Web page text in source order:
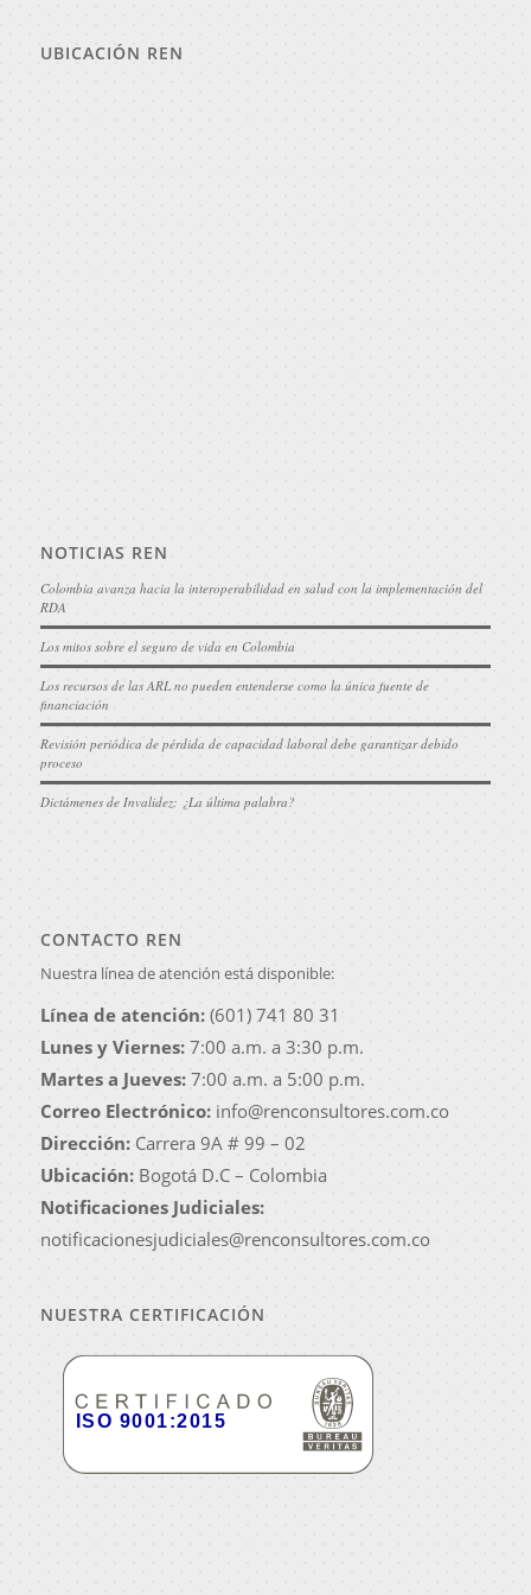
UBICACIÓN REN
NOTICIAS REN
Colombia avanza hacia la interoperabilidad en salud con la implementación del
RDA
Los mitos sobre el seguro de vida en Colombia
Los recursos de las ARL no pueden entenderse como la única fuente de
financiación
Revisión periódica de pérdida de capacidad laboral debe garantizar debido
proceso
Dictámenes de Invalidez: ¿La última palabra?
CONTACTO REN
Nuestra línea de atención está disponible:
Línea de atención: (601) 741 80 31
Lunes y Viernes: 7:00 a.m. a 3:30 p.m.
Martes a Jueves: 7:00 a.m. a 5:00 p.m.
Correo Electrónico: info@renconsultores.com.co
Dirección: Carrera 9A # 99 – 02
Ubicación: Bogotá D.C – Colombia
Notificaciones Judiciales:
notificacionesjudiciales@renconsultores.com.co
NUESTRA CERTIFICACIÓN